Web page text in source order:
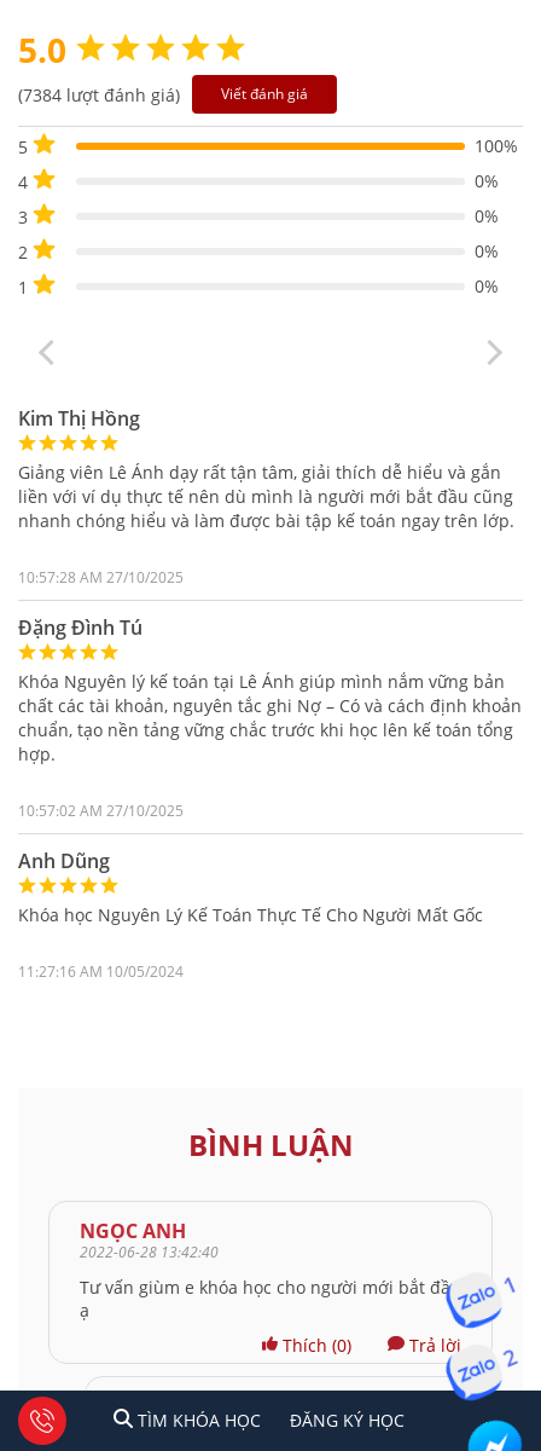
5.0
(7384 lượt đánh giá) Viết đánh giá
5
100%
4
0%
3
0%
2
0%
1
0%
Kim Thị Hồng
Giảng viên Lê Ánh dạy rất tận tâm, giải thích dễ hiểu và gắn
liền với ví dụ thực tế nên dù mình là người mới bắt đầu cũng
nhanh chóng hiểu và làm được bài tập kế toán ngay trên lớp.
10:57:28 AM 27/10/2025
Đặng Đình Tú
Khóa Nguyên lý kế toán tại Lê Ánh giúp mình nắm vững bản
chất các tài khoản, nguyên tắc ghi Nợ – Có và cách định khoản
chuẩn, tạo nền tảng vững chắc trước khi học lên kế toán tổng
hợp.
10:57:02 AM 27/10/2025
Anh Dũng
Khóa học Nguyên Lý Kế Toán Thực Tế Cho Người Mất Gốc
11:27:16 AM 10/05/2024
BÌNH LUẬN
NGỌC ANH
2022-06-28 13:42:40
Tư vấn giùm e khóa học cho người mới bắt đầu
ạ
Thích (0) Trả lời
Kế Toán Lê Ánh
2022-07-02 11:48:17
TÌM KHÓA HỌC ĐĂNG KÍ HỌC
1 2 Tư vấn facebook
TÌM KHÓA HỌC ĐĂNG KÝ HỌC
1
2